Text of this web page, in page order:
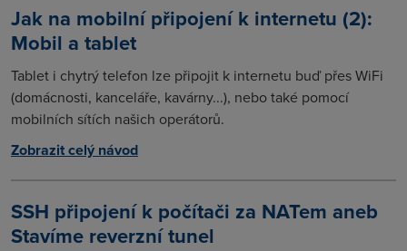
Jak na mobilní připojení k internetu (2):
Mobil a tablet
Tablet i chytrý telefon lze připojit k internetu buď přes WiFi
(domácnosti, kanceláře, kavárny...), nebo také pomocí
mobilních sítích našich operátorů.
Zobrazit celý návod
SSH připojení k počítači za NATem aneb
Stavíme reverzní tunel